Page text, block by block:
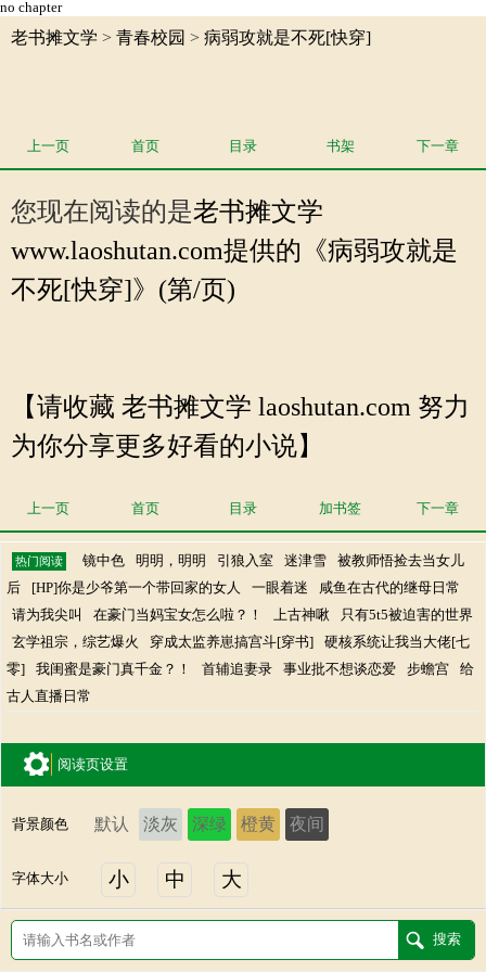
no chapter
老书摊文学 > 青春校园 > 病弱攻就是不死[快穿]
上一页 首页 目录 书架 下一章
您现在阅读的是老书摊文学
www.laoshutan.com提供的《病弱攻就是
不死[快穿]》(第/页)
【请收藏 老书摊文学 laoshutan.com 努力
为你分享更多好看的小说】
上一页 首页 目录 加书签 下一章
热门阅读 镜中色 明明，明明 引狼入室 迷津雪
被教师悟捡去当女儿
后
[HP]你是少爷第一个带回家的女人 一眼着迷
咸鱼在古代的继母日常
请为我尖叫
在豪门当妈宝女怎么啦？！ 上古神啾
只有5t5被迫害的世界
玄学祖宗，综艺爆火
穿成太监养崽搞宫斗[穿书]
硬核系统让我当大佬[七
零]
我闺蜜是豪门真千金？！ 首辅追妻录 事业批不想谈恋爱 步蟾宫
给
古人直播日常
阅读页设置
背景颜色 默认 淡灰 深绿 橙黄 夜间
字体大小 小 中 大